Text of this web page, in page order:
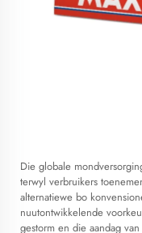
Die globale
terwyl verbruikers
alternatiewe bo
nuutontwikkelende
gestorm en die aandag